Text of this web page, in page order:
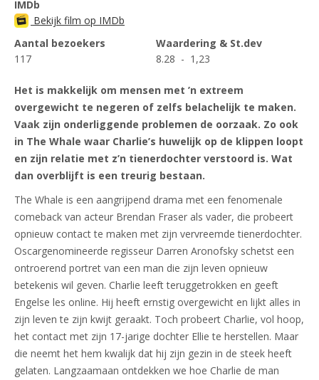
IMDb
Bekijk film op IMDb
Aantal bezoekers
117
Waardering & St.dev
8.28 - 1,23
Het is makkelijk om mensen met ’n extreem
overgewicht te negeren of zelfs belachelijk te maken.
Vaak zijn onderliggende problemen de oorzaak. Zo ook
in The Whale waar Charlie’s huwelijk op de klippen loopt
en zijn relatie met z’n tienerdochter verstoord is. Wat
dan overblijft is een treurig bestaan.
The Whale is een aangrijpend drama met een fenomenale
comeback van acteur Brendan Fraser als vader, die probeert
opnieuw contact te maken met zijn vervreemde tienerdochter.
Oscargenomineerde regisseur Darren Aronofsky schetst een
ontroerend portret van een man die zijn leven opnieuw
betekenis wil geven. Charlie leeft teruggetrokken en geeft
Engelse les online. Hij heeft ernstig overgewicht en lijkt alles in
zijn leven te zijn kwijt geraakt. Toch probeert Charlie, vol hoop,
het contact met zijn 17-jarige dochter Ellie te herstellen. Maar
die neemt het hem kwalijk dat hij zijn gezin in de steek heeft
gelaten. Langzaamaan ontdekken we hoe Charlie de man